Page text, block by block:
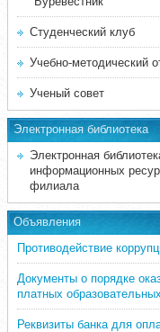
Студенческий клуб
Учебно-методический
Ученый совет
Электронная библиотека
Электронная
информационных
филиала
Объявления
Противодействие
Документы о порядке
платных
Реквизиты банка для